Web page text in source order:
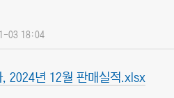
03 18:04
2024년 12월 판매실적.xlsx